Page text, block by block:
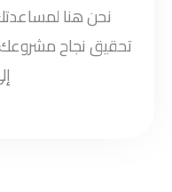
نحن هنا
تحقيق نجاح